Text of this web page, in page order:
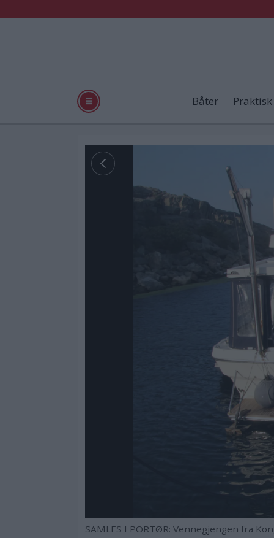
Båter Praktisk
SAMLES I PORTØR: Vennegjengen fra